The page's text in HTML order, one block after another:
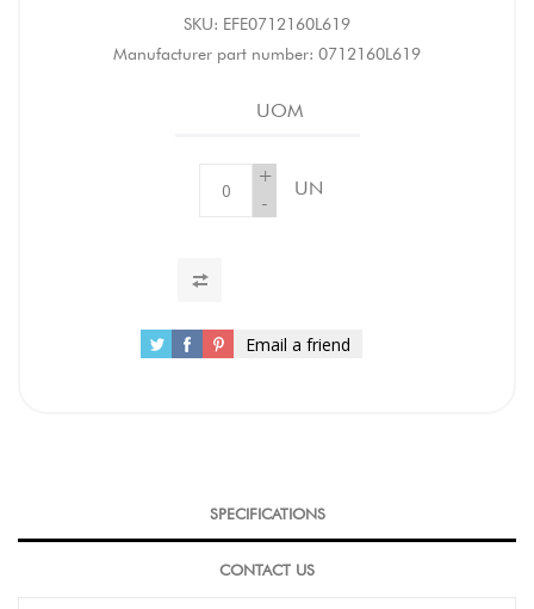
SKU: EFE0712160L619
Manufacturer part number: 0712160L619
UOM
+
-
UN
Email a friend
SPECIFICATIONS
CONTACT US